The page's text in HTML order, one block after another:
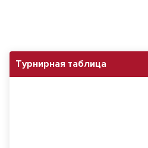
Турнирная таблица